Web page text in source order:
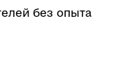
без опыта